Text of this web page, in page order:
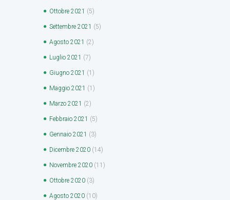
Ottobre 2021 (5)
Settembre 2021 (5)
Agosto 2021 (2)
Luglio 2021 (7)
Giugno 2021 (1)
Maggio 2021 (1)
Marzo 2021 (2)
Febbraio 2021 (5)
Gennaio 2021 (3)
Dicembre 2020 (14)
Novembre 2020 (11)
Ottobre 2020 (3)
Agosto 2020 (10)